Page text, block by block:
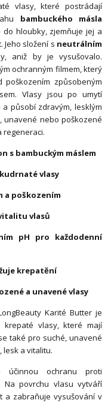
vlasy, které postrádají
bambuckého másla
hloubky, zjemňuje jej a
složení s neutrálním
aniž by je vysušovalo.
ochranným filmem, který
způsobeným
Vlasy jsou po umytí
působí zdravým, lesklým
unavené nebo poškozené
regeneraci.
s bambuckým máslem
vlasy
a poškozením
vlasů
pH pro každodenní
krepatění
a unavené vlasy
Karité Butter je
vlasy, které mají
také pro suché, unavené
lesk a vitalitu.
účinnou ochranu proti
Na povrchu vlasu vytváří
a zabraňuje vysušování v